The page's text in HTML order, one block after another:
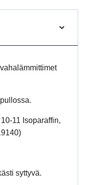
11 Isoparaffin,
syttyvä.